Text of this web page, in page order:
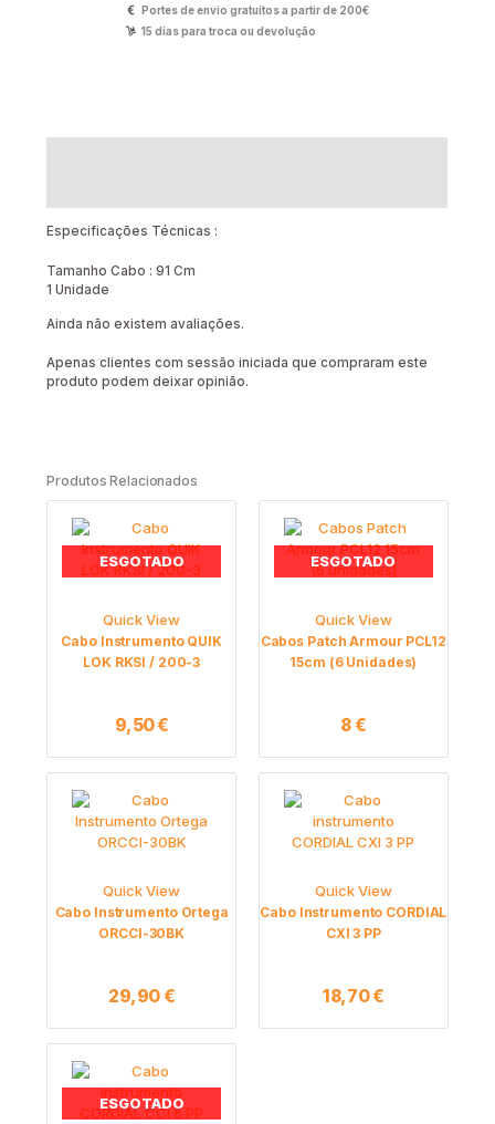
Portes de envio gratuitos a partir de 200€
15 dias para troca ou devolução
Especificações Técnicas :
Tamanho Cabo : 91 Cm
1 Unidade
Ainda não existem avaliações.
Apenas clientes com sessão iniciada que compraram este
produto podem deixar opinião.
Produtos Relacionados
ESGOTADO
Quick View
Cabo Instrumento QUIK
LOK RKSI / 200-3
9,50€
ESGOTADO
Quick View
Cabos Patch Armour PCL12
15cm (6 Unidades)
8€
Quick View
Cabo Instrumento Ortega
ORCCI-30BK
29,90€
Quick View
Cabo Instrumento CORDIAL
CXI 3 PP
18,70€
ESGOTADO